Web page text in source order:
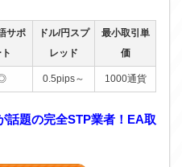
サポ
ドル/円スプ
レッド
最小取引単
価
0.5pips～ 1000通貨
話題の完全STP業者！EA取